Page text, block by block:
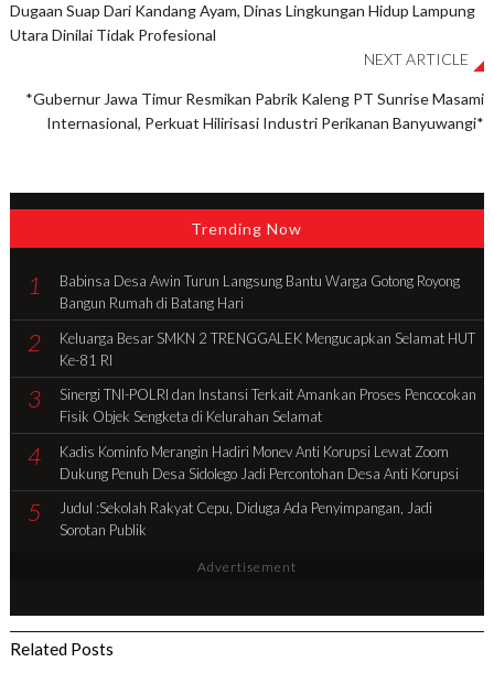
Dugaan Suap Dari Kandang Ayam, Dinas Lingkungan Hidup Lampung
Utara Dinilai Tidak Profesional
NEXT ARTICLE
*Gubernur Jawa Timur Resmikan Pabrik Kaleng PT Sunrise Masami
Internasional, Perkuat Hilirisasi Industri Perikanan Banyuwangi*
Trending Now
1
Babinsa Desa Awin Turun Langsung Bantu Warga Gotong Royong
Bangun Rumah di Batang Hari
2
Keluarga Besar SMKN 2 TRENGGALEK Mengucapkan Selamat HUT
Ke-81 RI
3
Sinergi TNI-POLRI dan Instansi Terkait Amankan Proses Pencocokan
Fisik Objek Sengketa di Kelurahan Selamat
4
Kadis Kominfo Merangin Hadiri Monev Anti Korupsi Lewat Zoom
Dukung Penuh Desa Sidolego Jadi Percontohan Desa Anti Korupsi
5
Judul :Sekolah Rakyat Cepu, Diduga Ada Penyimpangan, Jadi
Sorotan Publik
Advertisement
Related Posts